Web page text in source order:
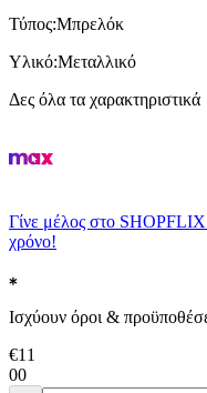
Τύπος:Μπρελόκ
Υλικό:Μεταλλικό
Δες όλα τα χαρακτηριστικά
Γίνε μέλος στο SHOPFLIX
χρόνο!
Ισχύουν όροι &
€11
00